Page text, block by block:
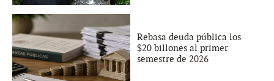
Rebasa deuda pública los
$20 billones al primer
semestre de 2026